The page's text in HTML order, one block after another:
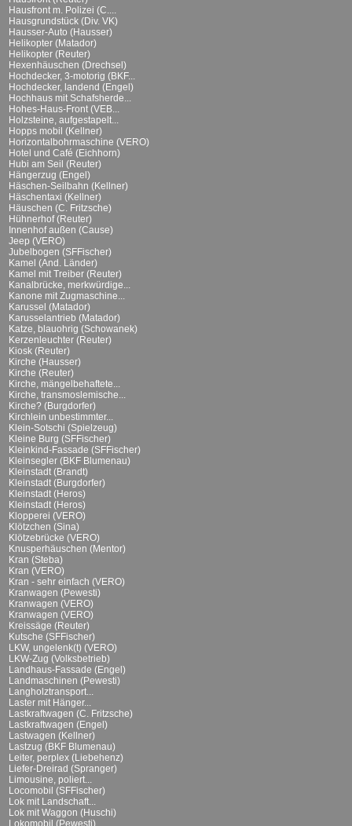
Hausfront m. Polizei (C....
Hausgrundstück (Div. VK)
Hausser-Auto (Hausser)
Helikopter (Matador)
Helikopter (Reuter)
Hexenhäuschen (Drechsel)
Hochdecker, 3-motorig (BKF...
Hochdecker, landend (Engel)
Hochhaus mit Schafsherde...
Hohes-Haus-Front (VEB...
Holzsteine, aufgestapelt...
Hopps mobil (Kellner)
Horizontalbohrmaschine (VERO)
Hotel und Café (Eichhorn)
Hubi am Seil (Reuter)
Hängerzug (Engel)
Häschen-Seilbahn (Kellner)
Häschentaxi (Kellner)
Häuschen (C. Fritzsche)
Hühnerhof (Reuter)
Innenhof außen (Cause)
Jeep (VERO)
Jubelbogen (SFFischer)
Kamel (And. Länder)
Kamel mit Treiber (Reuter)
Kanalbrücke, merkwürdige...
Kanone mit Zugmaschine...
Karussel (Matador)
Karusselantrieb (Matador)
Katze, blauohrig (Schowanek)
Kerzenleuchter (Reuter)
Kiosk (Reuter)
Kirche (Hausser)
Kirche (Reuter)
Kirche, mängelbehaftete...
Kirche, transmoslemische...
Kirche? (Burgdorfer)
Kirchlein unbestimmter...
Klein-Sotschi (Spielzeug)
Kleine Burg (SFFischer)
Kleinkind-Fassade (SFFischer)
Kleinsegler (BKF Blumenau)
Kleinstadt (Brandt)
Kleinstadt (Burgdorfer)
Kleinstadt (Heros)
Kleinstadt (Heros)
Klopperei (VERO)
Klötzchen (Sina)
Klötzebrücke (VERO)
Knusperhäuschen (Mentor)
Kran (Steba)
Kran (VERO)
Kran - sehr einfach (VERO)
Kranwagen (Pewesti)
Kranwagen (VERO)
Kranwagen (VERO)
Kreissäge (Reuter)
Kutsche (SFFischer)
LKW, ungelenk(t) (VERO)
LKW-Zug (Volksbetrieb)
Landhaus-Fassade (Engel)
Landmaschinen (Pewesti)
Langholztransport...
Laster mit Hänger...
Lastkraftwagen (C. Fritzsche)
Lastkraftwagen (Engel)
Lastwagen (Kellner)
Lastzug (BKF Blumenau)
Leiter, perplex (Liebehenz)
Liefer-Dreirad (Spranger)
Limousine, poliert...
Locomobil (SFFischer)
Lok mit Landschaft...
Lok mit Waggon (Huschi)
Lokomobil (Pewesti)